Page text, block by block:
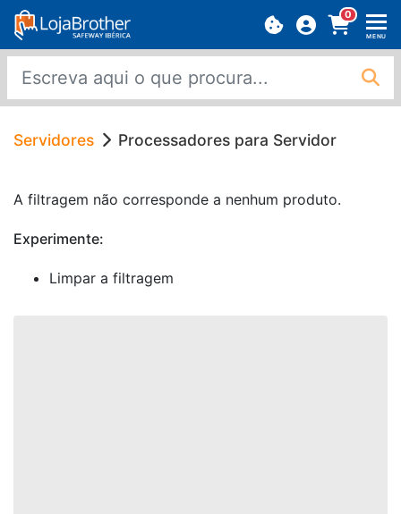
0
MENU
Servidores Processadores para Servidor
A filtragem não corresponde a nenhum produto.
Experimente:
Limpar a filtragem